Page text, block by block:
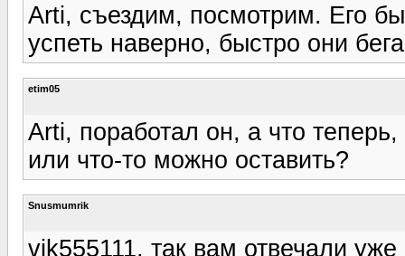
Arti, съездим, посмотрим. Его
успеть наверно, быстро они
etim05
Arti, поработал он, а что
или что-то можно оставить?
Snusmumrik
vik555111, так вам отвечали